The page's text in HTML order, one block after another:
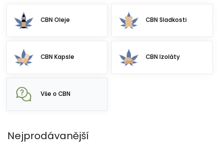
CBN Oleje CBN Sladkosti
CBN Kapsle CBN Izoláty
Vše o CBN
Nejprodávanější